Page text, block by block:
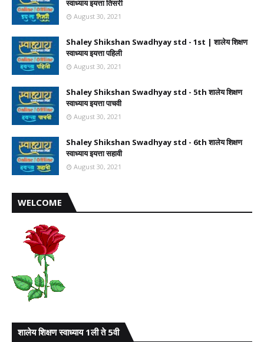
स्वाध्याय इयत्ता तिसरी
August 30, 2021
Shaley Shikshan Swadhyay std - 1st | शालेय शिक्षण
स्वाध्याय इयत्ता पहिली
August 30, 2021
Shaley Shikshan Swadhyay std - 5th शालेय शिक्षण
स्वाध्याय इयत्ता पाचवी
August 30, 2021
Shaley Shikshan Swadhyay std - 6th शालेय शिक्षण
स्वाध्याय इयत्ता सहावी
August 30, 2021
WELCOME
शालेय शिक्षण स्वाध्याय 1ली ते 5वी